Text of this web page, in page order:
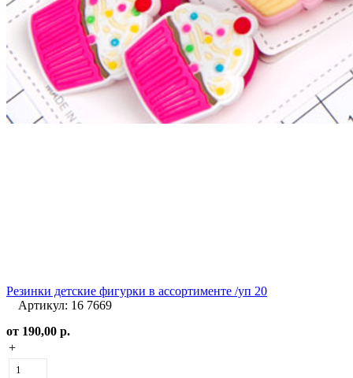
Резинки детские фигурки в ассортименте /уп 20
Артикул: 16 7669
от 190,00 р.
+